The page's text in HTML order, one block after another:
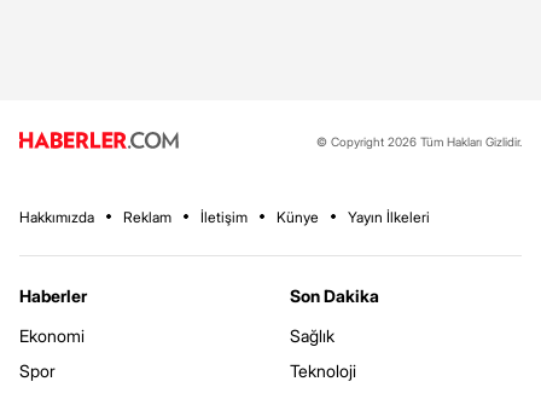
© Copyright 2026 Tüm Hakları Gizlidir.
Hakkımızda Reklam İletişim Künye Yayın İlkeleri
Haberler
Ekonomi
Spor
Son Dakika
Sağlık
Teknoloji